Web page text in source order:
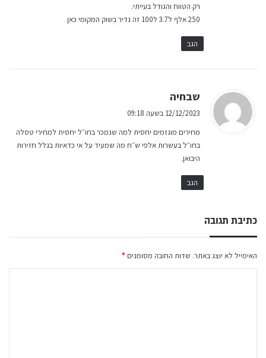
רק הטווח והגודל בעייתי.
250 אלף ל3.7 ל100 זה נדיר בשוק המקומי כאן
הגב
שבחיה
ב
:
12/12/2023 בשעה 09:18
מחירים מוגזמים יחסית למה שנמכר בחו״ל יחסית למחירי טסלה
בחו״ל בעשרות אלפי ש״ח מה שמעיד על אי כדאיות בגלל חזירות
היבואן.
הגב
כתיבת תגובה
האימייל לא יוצג באתר. שדות החובה מסומנים *